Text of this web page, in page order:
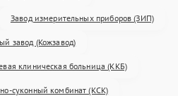
Завод измерительных приборов (ЗИП)
завод (Кожзавод)
клиническая больница (ККБ)
суконный комбинат (КСК)